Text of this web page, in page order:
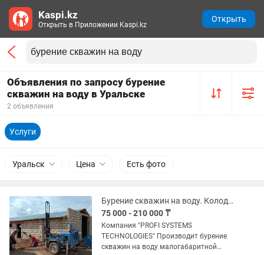
Объявления по запросу бурение
скважин на воду в Уральске
2 объявления
Услуги
Уральск Цена Есть фото
Бурение скважин на воду. Колодцы.
75 000 - 210 000 ₸
Компания "PROFI SYSTEMS
TECHNOLOGIES" Произвoдит бурeние
cквaжин на воду малогaбаpитной
Kaspi.kz
Открыть в Приложении Kaspi.kz
Открыть